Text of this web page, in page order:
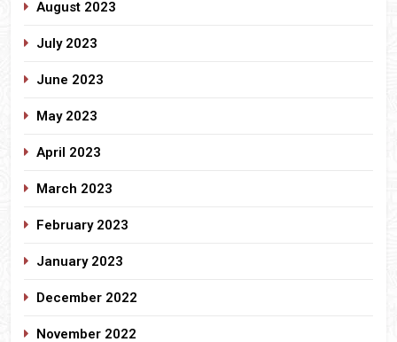
August 2023
July 2023
June 2023
May 2023
April 2023
March 2023
February 2023
January 2023
December 2022
November 2022